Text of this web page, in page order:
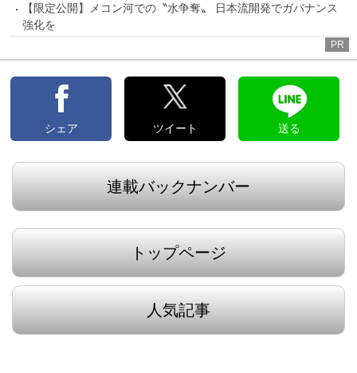
【限定公開】メコン河での〝水争奪〟 日本流開発でガバナンス
強化を
PR
シェア ツイート 送る
連載バックナンバー
トップページ
人気記事